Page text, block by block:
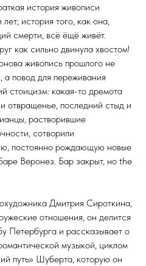
история живописи
история того, как она,
смерти, всё ёщё живёт.
как сильно двинула хвостом!
живопись прошлого не
повод для переживания
стоицизм: какая-то дремота
отвращенье, последний стыд и
растворившие
сотворили
постоянно рождающую новые
Веронез. Бар закрыт, но the
Дмитрия Сироткина,
отношения, он делится
Петербурга и рассказывает о
музыкой, циклом
путь» Шуберта, которую он